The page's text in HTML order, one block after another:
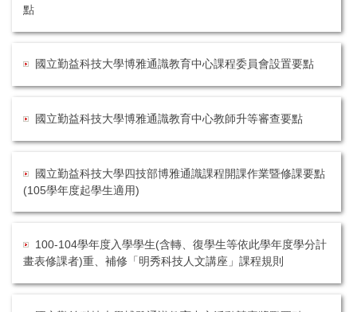
點
國立勤益科技大學博雅通識教育中心課程委員會設置要點
國立勤益科技大學博雅通識教育中心教師升等審查要點
國立勤益科技大學四技部博雅通識課程開課作業暨修課要點
(105學年度起學生適用)
100-104學年度入學學生(含轉、復學生等依此學年度學分計
畫表修課者)重、補修「明秀科技人文講座」課程規則